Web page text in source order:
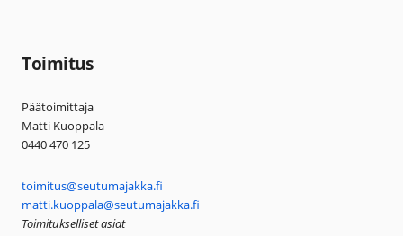
Toimitus
Päätoimittaja
Matti Kuoppala
0440 470 125
toimitus@seutumajakka.fi
matti.kuoppala@seutumajakka.fi
Toimitukselliset asiat